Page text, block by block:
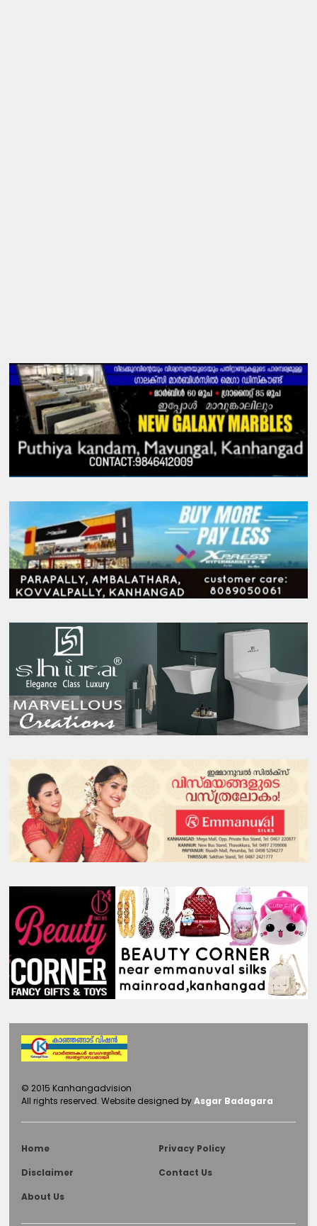
© 2015 Kanhangadvision
All rights reserved. Website designed byAsgar Badagara
Home
Privacy Policy
Disclaimer
Contact Us
About Us